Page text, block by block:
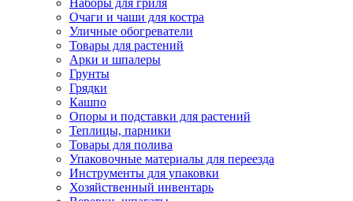
Очаги и чаши для костра
Уличные обогреватели
Товары для растений
Арки и шпалеры
Грунты
Грядки
Кашпо
Опоры и подставки для растений
Теплицы, парники
Товары для полива
Упаковочные материалы для переезда
Инструменты для упаковки
Хозяйственный инвентарь